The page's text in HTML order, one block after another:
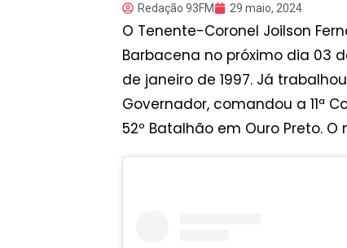
Redação 93FM 29 maio, 2024
O Tenente-Coronel Joilson
Barbacena no próximo dia 03
de janeiro de 1997. Já
Governador, comandou a 11ª
52º Batalhão em Ouro Preto.